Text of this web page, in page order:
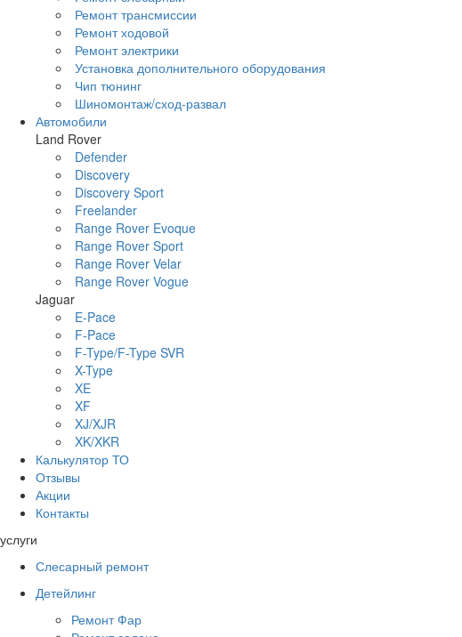
Ремонт трансмиссии
Ремонт ходовой
Ремонт электрики
Установка дополнительного оборудования
Чип тюнинг
Шиномонтаж/сход-развал
Автомобили
Land Rover
Defender
Discovery
Discovery Sport
Freelander
Range Rover Evoque
Range Rover Sport
Range Rover Velar
Range Rover Vogue
Jaguar
E-Pace
F-Pace
F-Type/F-Type SVR
X-Type
XE
XF
XJ/XJR
XK/XKR
Калькулятор ТО
Отзывы
Акции
Контакты
услуги
Слесарный ремонт
Детейлинг
Ремонт Фар